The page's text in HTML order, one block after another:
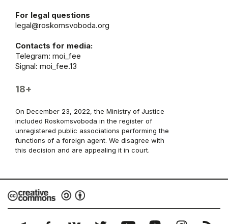
For legal questions
legal@roskomsvoboda.org
Contacts for media:
Telegram: moi_fee
Signal: moi_fee.13
18+
On December 23, 2022, the Ministry of Justice
included Roskomsvoboda in the register of
unregistered public associations performing the
functions of a foreign agent. We disagree with
this decision and are appealing it in court.